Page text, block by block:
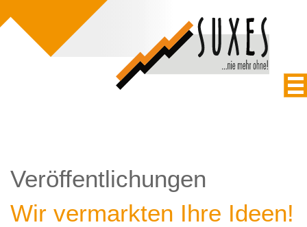
Veröffentlichungen
Wir vermarkten Ihre Ideen!